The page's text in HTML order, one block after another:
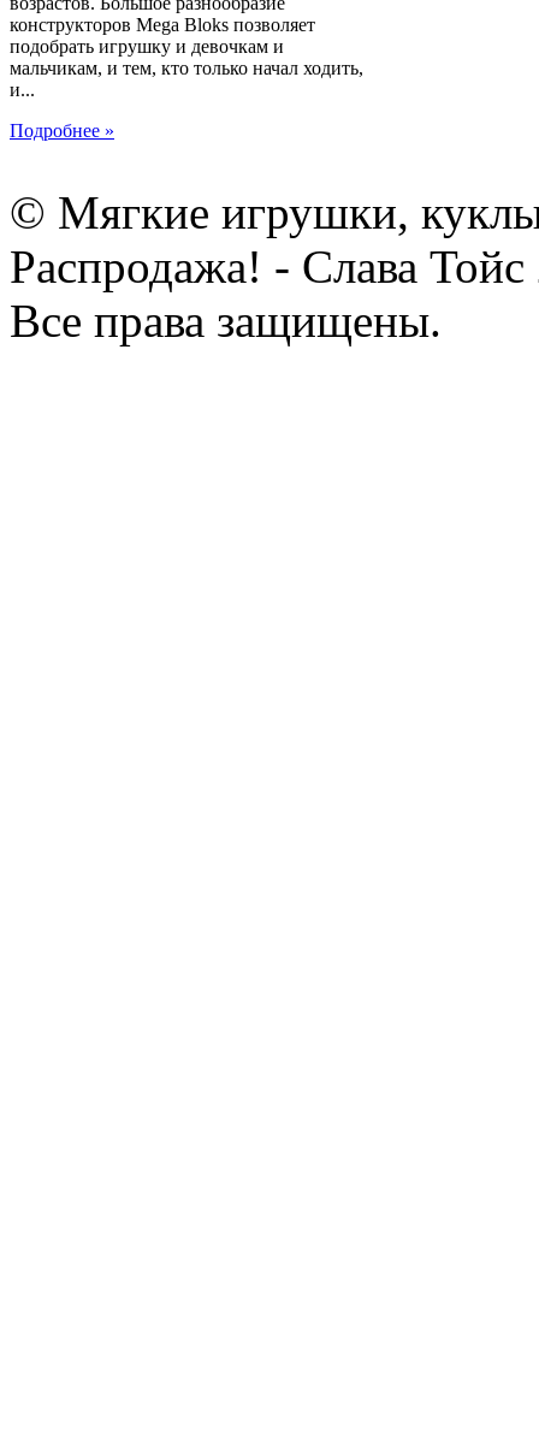
конструкторов Mega Bloks позволяет
подобрать игрушку и девочкам и
мальчикам, и тем, кто только начал ходить,
и...
Подробнее »
© Мягкие игрушки,
Распродажа! - Слава Тойс
Все права защищены.